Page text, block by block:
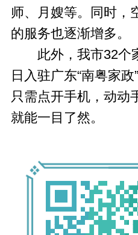
师、月嫂等。同时，
的服务也逐渐增多。
此外，我市32个
日入驻广东“南粤家
只需点开手机，动动
就能一目了然。